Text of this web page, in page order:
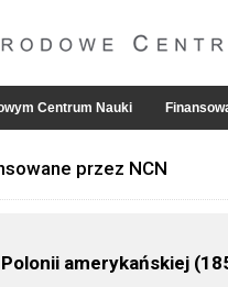
Centrum Nauki
przez NCN
amerykańskiej